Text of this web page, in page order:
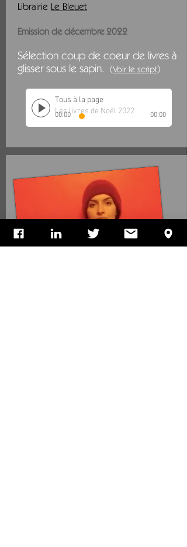
Librairie Le Bleuet
Emission de décembre 2022
Sélection coup de coeur de livres à
glisser sous le sapin.
(Voir le script)
Tous à la page
Les livres de Noël 2022
00:00 00:00